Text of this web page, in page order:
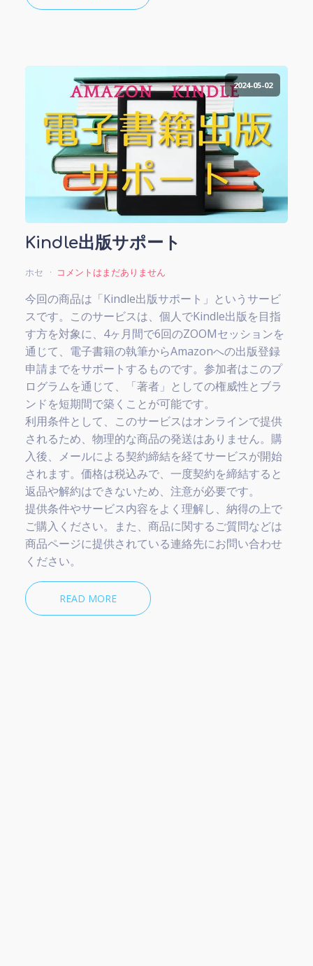
2024-05-02
Kindle出版サポート
ホセ コメントはまだありません
今回の商品は「Kindle出版サポート」というサービ
スです。このサービスは、個人でKindle出版を目指
す方を対象に、4ヶ月間で6回のZOOMセッションを
通じて、電子書籍の執筆からAmazonへの出版登録
申請までをサポートするものです。参加者はこのプ
ログラムを通じて、「著者」としての権威性とブラ
ンドを短期間で築くことが可能です。
利用条件として、このサービスはオンラインで提供
されるため、物理的な商品の発送はありません。購
入後、メールによる契約締結を経てサービスが開始
されます。価格は税込みで、一度契約を締結すると
返品や解約はできないため、注意が必要です。
提供条件やサービス内容をよく理解し、納得の上で
ご購入ください。また、商品に関するご質問などは
商品ページに提供されている連絡先にお問い合わせ
ください。
READ MORE